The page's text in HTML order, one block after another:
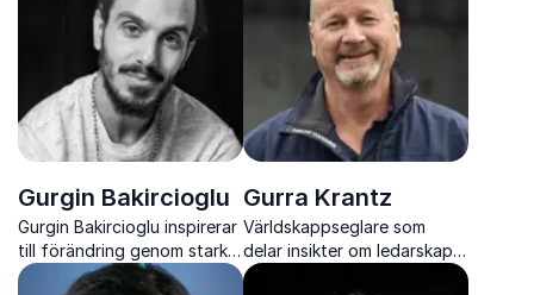
Gurgin Bakircioglu
Gurgin Bakircioglu inspirerar
till förändring genom starka
berättelser om
Gurra Krantz
Världskappseglare som
delar insikter om ledarskap,
samarbete och framgång